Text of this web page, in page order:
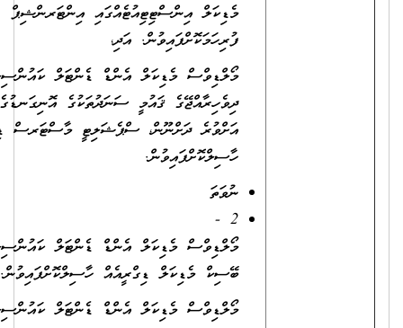
މެޑިކަލް އިންސްޓިޓިއުޓެއްގައި އިންޓަރންޝިޕް
ފުރިހަމަކޮށްފައިވުން. އަދި،
މޯލްޑިވްސް މެޑިކަލް އެންޑް ޑެންޓަލް ކައުންސިލް ގަބޫލުކުރާ
ދިވެހިރާއްޖޭގެ ޤައުމީ ސަނަދުތަކުގެ އޮނިގަނޑުގެ ލެވެލް 9
އަށްވުރެ ދަށްނޫން، ސްޕެޝަލިޓީ މާސްޓަރސް ޑިގްރީއެއް
މޯލްޑިވްސް މެޑިކަލް އެންޑް ޑެންޓަލް ކައުންސިލް ގަބޫލުކުރާ
ބޭސިކް މެޑިކަލް ޑިގްރީއެއް ހާސިލްކޮށްފައިވުން. އަދި،
މޯލްޑިވްސް މެޑިކަލް އެންޑް ޑެންޓަލް ކައުންސިލް ގަބޫލުކުރާ